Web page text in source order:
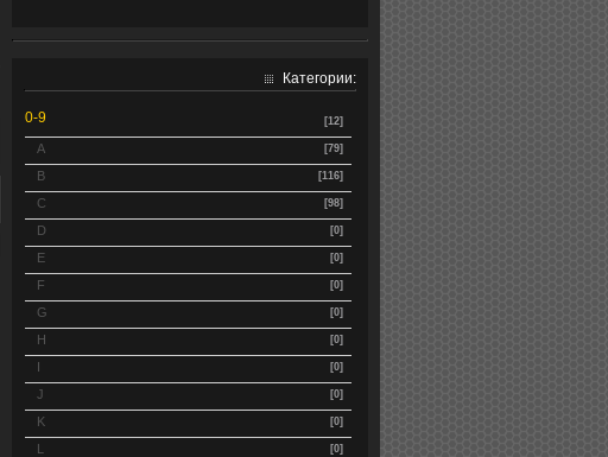
Категории:
0-9 [12]
A [79]
B [116]
C [98]
D [0]
E [0]
F [0]
G [0]
H [0]
I [0]
J [0]
K [0]
L [0]